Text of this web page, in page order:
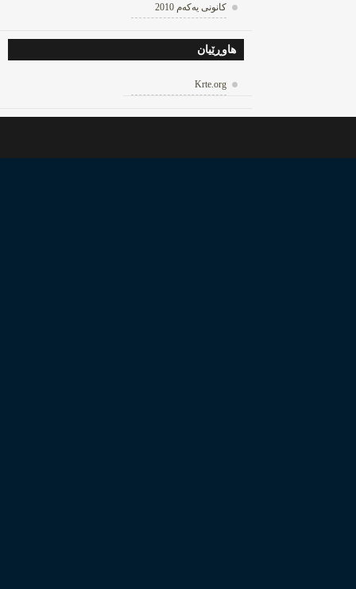
كانونی یه‌كه‌م 2010
هاوڕێیان
Krte.org